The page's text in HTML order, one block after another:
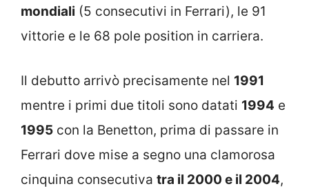
mondiali (5 consecutivi in Ferrari), le 91
vittorie e le 68 pole position in carriera.
Il debutto arrivò precisamente nel 1991
mentre i primi due titoli sono datati 1994 e
1995 con la Benetton, prima di passare in
Ferrari dove mise a segno una clamorosa
cinquina consecutiva tra il 2000 e il 2004,